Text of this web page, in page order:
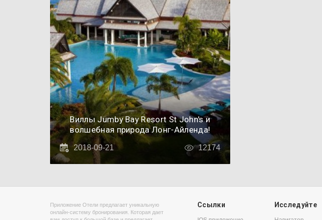
Виллы Jumby Bay Resort St John's и
волшебная природа Лонг-Айленда!
2018-09-21 12174
Приложение Отели предлагает уникальную
онлайн-систему бронирования. Которая дает
Ссылки Исследуйте